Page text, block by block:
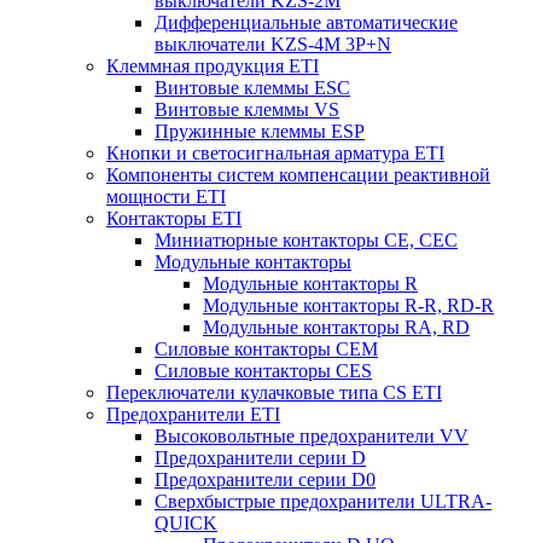
Дифференциальные автоматические
выключатели KZS-4M 3P+N
Клеммная продукция ETI
Винтовые клеммы ESC
Винтовые клеммы VS
Пружинные клеммы ESP
Кнопки и светосигнальная арматура ETI
Компоненты систем компенсации реактивной
мощности ETI
Контакторы ETI
Миниатюрные контакторы CE, CEC
Модульные контакторы
Модульные контакторы R
Модульные контакторы R-R, RD-R
Модульные контакторы RA, RD
Силовые контакторы CEM
Силовые контакторы CES
Переключатели кулачковые типа CS ETI
Предохранители ETI
Высоковольтные предохранители VV
Предохранители серии D
Предохранители серии D0
Сверхбыстрые предохранители ULTRA-
QUICK